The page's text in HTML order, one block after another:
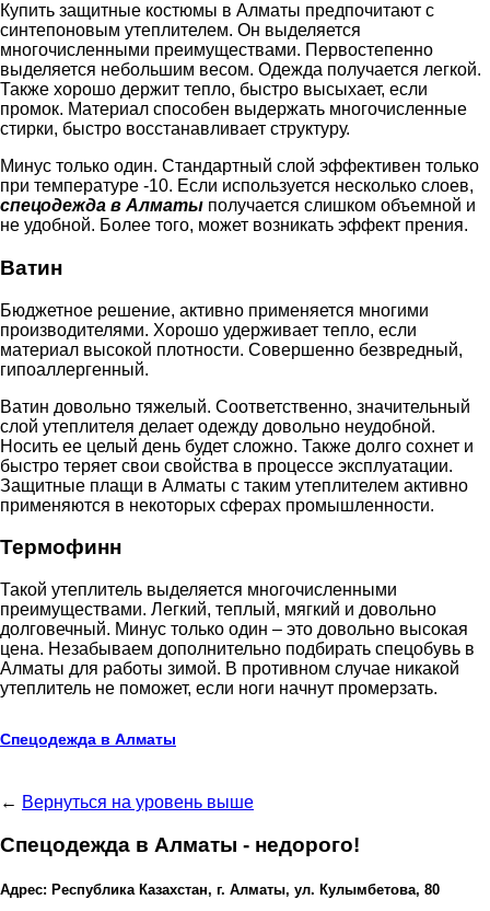
Купить защитные костюмы в Алматы предпочитают с
синтепоновым утеплителем. Он выделяется
многочисленными преимуществами. Первостепенно
выделяется небольшим весом. Одежда получается легкой.
Также хорошо держит тепло, быстро высыхает, если
промок. Материал способен выдержать многочисленные
стирки, быстро восстанавливает структуру.
Минус только один. Стандартный слой эффективен только
при температуре -10. Если используется несколько слоев,
спецодежда в Алматы получается слишком объемной и
не удобной. Более того, может возникать эффект прения.
Ватин
Бюджетное решение, активно применяется многими
производителями. Хорошо удерживает тепло, если
материал высокой плотности. Совершенно безвредный,
гипоаллергенный.
Ватин довольно тяжелый. Соответственно, значительный
слой утеплителя делает одежду довольно неудобной.
Носить ее целый день будет сложно. Также долго сохнет и
быстро теряет свои свойства в процессе эксплуатации.
Защитные плащи в Алматы с таким утеплителем активно
применяются в некоторых сферах промышленности.
Термофинн
Такой утеплитель выделяется многочисленными
преимуществами. Легкий, теплый, мягкий и довольно
долговечный. Минус только один – это довольно высокая
цена. Незабываем дополнительно подбирать спецобувь в
Алматы для работы зимой. В противном случае никакой
утеплитель не поможет, если ноги начнут промерзать.
Спецодежда в Алматы
← Вернуться на уровень выше
Спецодежда в Алматы - недорого!
Адрес: Республика Казахстан, г. Алматы, ул. Кулымбетова, 80